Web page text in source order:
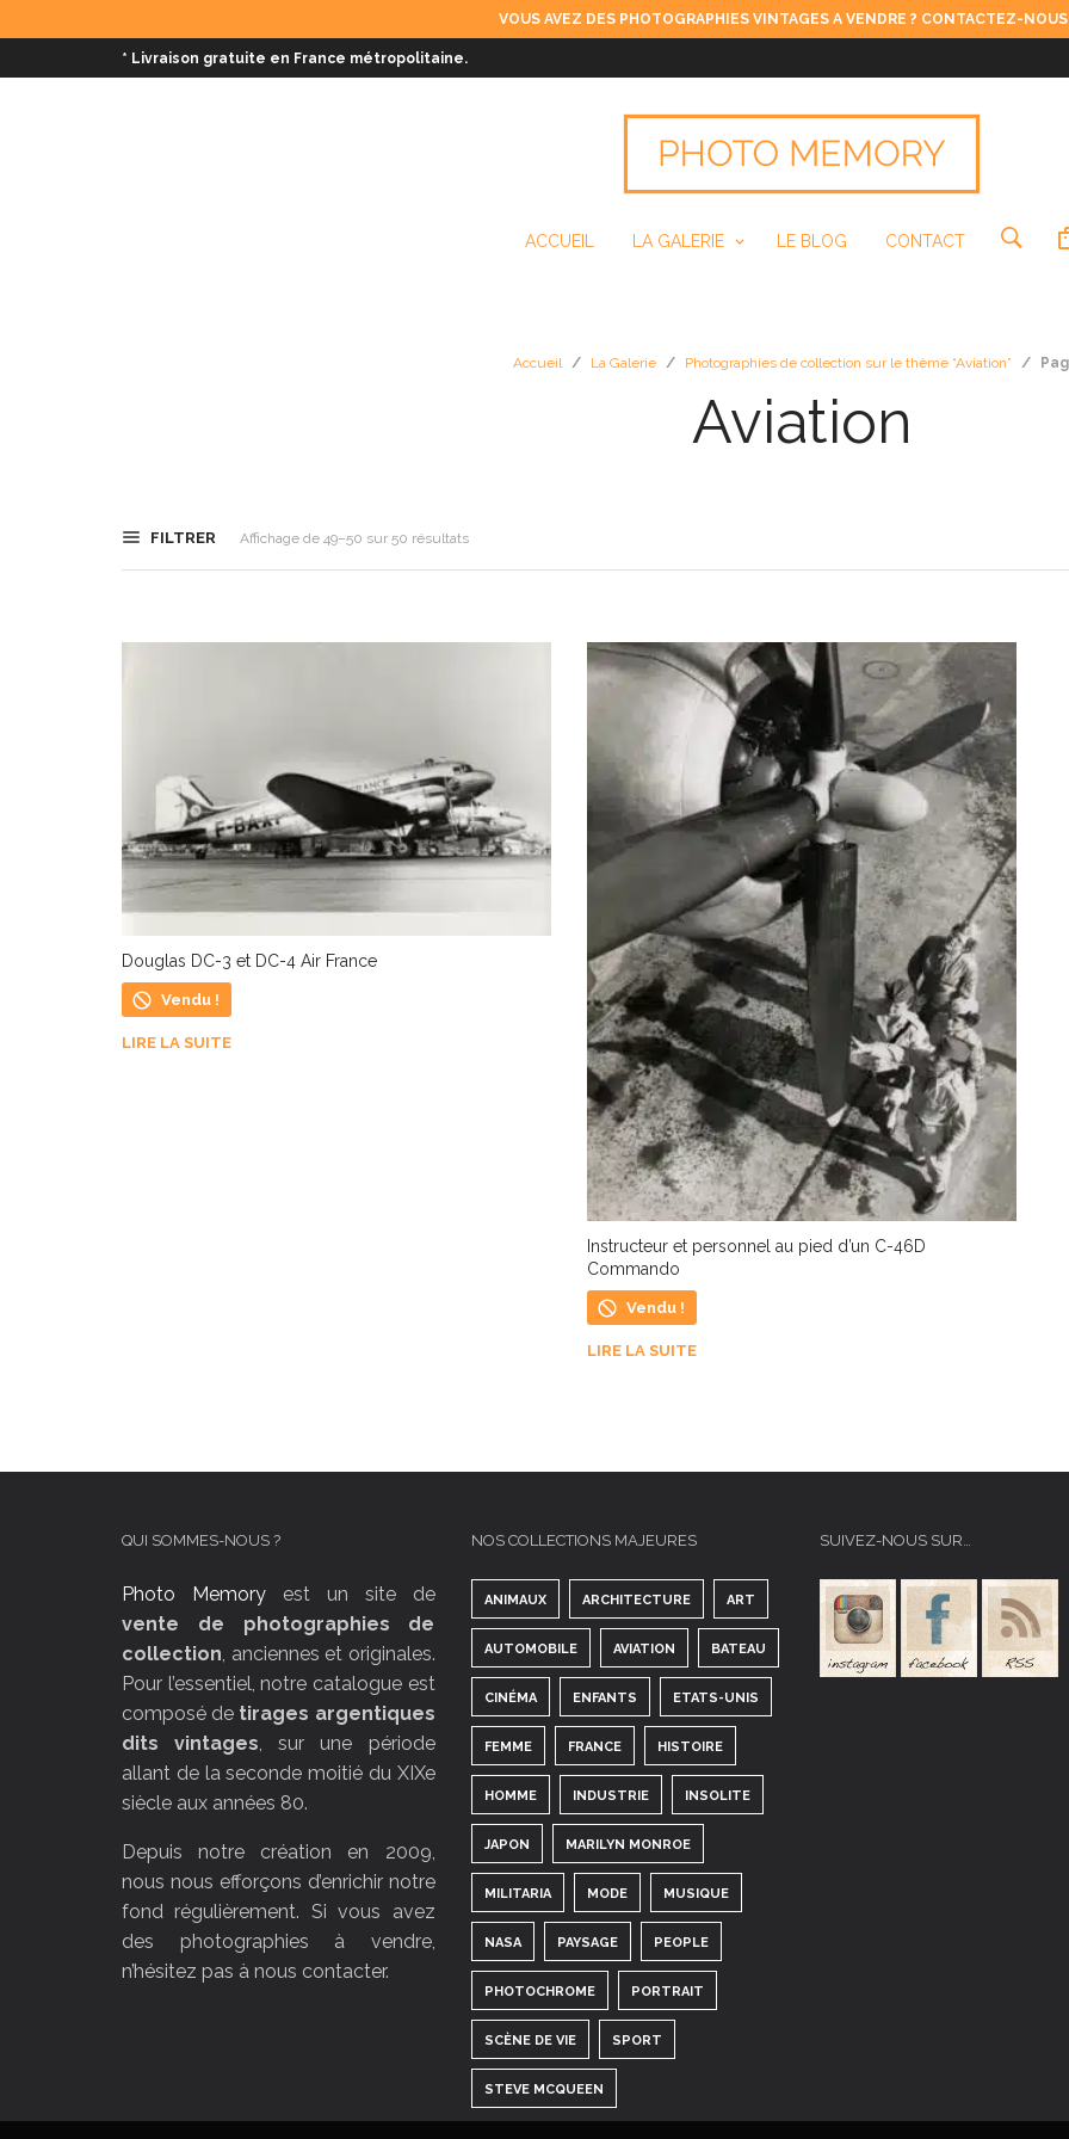
VOUS AVEZ DES PHOTOGRAPHIES VINTAGES A VENDRE ? CONTACTEZ-
* Livraison gratuite en France métropolitaine.
ACCUEIL LA GALERIE LE BLOG CONTACT
Accueil / La Galerie / Photographies de collection sur le thème “Aviation” /
Aviation
FILTRER Affichage de 49–50 sur 50 résultatsTrié
Douglas DC-3 et DC-4 Air France
Vendu !
LIRE LA SUITE
Instructeur et personnel au pied d’un C-46D
Commando
Vendu !
LIRE LA SUITE
QUI SOMMES-NOUS ?
Photo Memoryest un site de
vente de photographies de
collection , anciennes et originales.
Pour l’essentiel, notre catalogue est
composé de tirages argentiques
dits vintages , sur une période
allant de la seconde moitié du XIXe
siècle aux années 80.
Depuis notre création en 2009,
nous nous efforçons d’enrichir notre
fond régulièrement. Si vous avez
des photographies à vendre,
n’hésitez pas à nous contacter.
NOS COLLECTIONS MAJEURES
ANIMAUX ARCHITECTURE ART
AUTOMOBILE AVIATION BATEAU
CINÉMA ENFANTS ETATS-UNIS
FEMME FRANCE HISTOIRE
HOMME INDUSTRIE INSOLITE
JAPON MARILYN MONROE
MILITARIA MODE MUSIQUE
NASA PAYSAGE PEOPLE
PHOTOCHROME PORTRAIT
SCÈNE DE VIE SPORT
STEVE MCQUEEN
SUIVEZ-NOUS SUR…